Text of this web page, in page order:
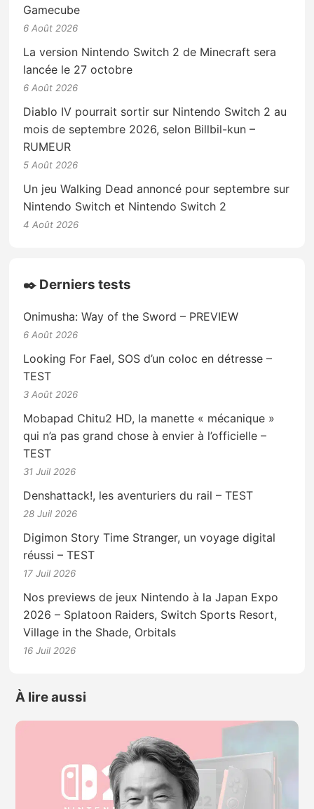
Gamecube
6 Août 2026
La version Nintendo Switch 2 de Minecraft sera
lancée le 27 octobre
6 Août 2026
Diablo IV pourrait sortir sur Nintendo Switch 2 au
mois de septembre 2026, selon Billbil-kun –
RUMEUR
5 Août 2026
Un jeu Walking Dead annoncé pour septembre sur
Nintendo Switch et Nintendo Switch 2
4 Août 2026
✒️ Derniers tests
Onimusha: Way of the Sword – PREVIEW
6 Août 2026
Looking For Fael, SOS d’un coloc en détresse –
TEST
3 Août 2026
Mobapad Chitu2 HD, la manette « mécanique »
qui n’a pas grand chose à envier à l’officielle –
TEST
31 Juil 2026
Denshattack!, les aventuriers du rail – TEST
28 Juil 2026
Digimon Story Time Stranger, un voyage digital
réussi – TEST
17 Juil 2026
Nos previews de jeux Nintendo à la Japan Expo
2026 – Splatoon Raiders, Switch Sports Resort,
Village in the Shade, Orbitals
16 Juil 2026
À lire aussi